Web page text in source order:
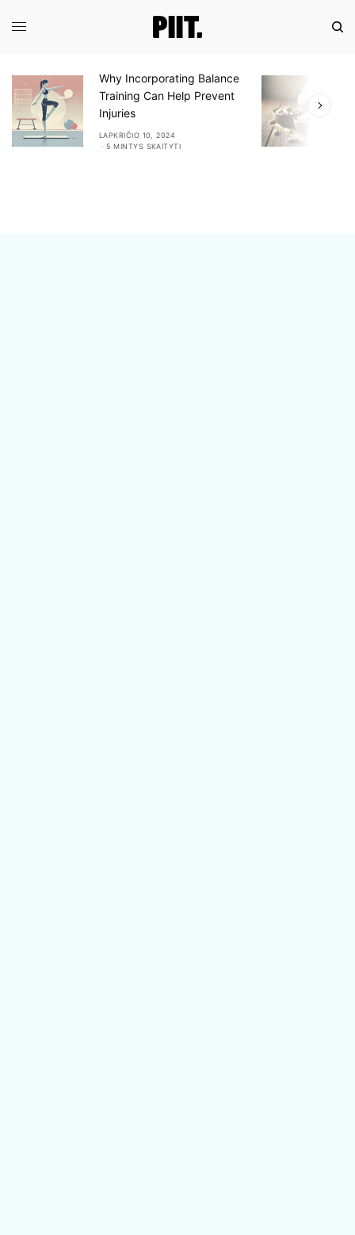
Why Incorporating Balance
Training Can Help Prevent
Injuries
LAPKRIČIO 10, 2024
5 MINTYS SKAITYTI